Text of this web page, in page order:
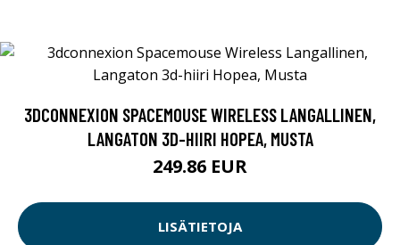
3DCONNEXION SPACEMOUSE WIRELESS LANGALLINEN,
LANGATON 3D-HIIRI HOPEA, MUSTA
249.86 EUR
LISÄTIETOJA